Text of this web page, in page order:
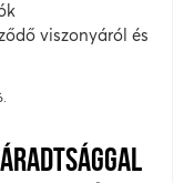
viszonyáról és